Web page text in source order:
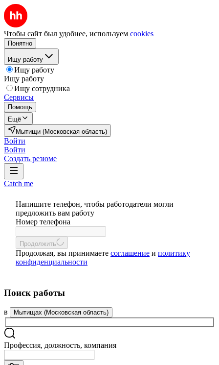
Чтобы сайт был удобнее, используем cookies
Понятно
Ищу работу
Ищу работу
Ищу работу
Ищу сотрудника
Сервисы
Помощь
Ещё
Мытищи (Московская область)
Войти
Войти
Создать резюме
Catch me
Напишите телефон, чтобы работодатели могли
предложить вам работу
Номер телефона
Продолжить
Продолжая, вы принимаете соглашение и политику
конфиденциальности
Поиск работы
в Мытищах (Московская область)
Профессия, должность, компания